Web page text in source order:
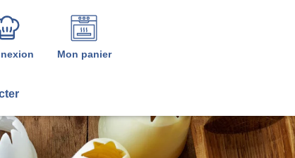
Mon panier